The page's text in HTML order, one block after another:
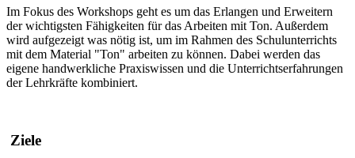
Im Fokus des Workshops geht es um das Erlangen und Erweitern
der wichtigsten Fähigkeiten für das Arbeiten mit Ton. Außerdem
wird aufgezeigt was nötig ist, um im Rahmen des Schulunterrichts
mit dem Material "Ton" arbeiten zu können. Dabei werden das
eigene handwerkliche Praxiswissen und die Unterrichtserfahrungen
der Lehrkräfte kombiniert.
Ziele